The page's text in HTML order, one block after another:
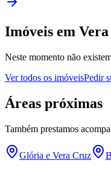
Imóveis em
Neste momento não
Ver todos os imóveisPedir
Áreas próximas
Também prestamos
Glória e Vera Cruz